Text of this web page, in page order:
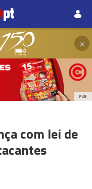
×
PUB
com lei de